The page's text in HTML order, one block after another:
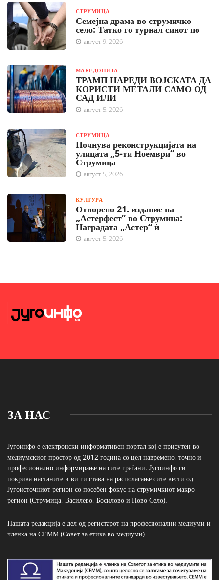
СТРУМИЦА
Семејна драма во струмичко
село: Татко го турнал синот по
август 9, 2026
МАКЕДОНИЈА
ТРАМП НАРЕДИ ВОЈСКАТА ДА
КОРИСТИ МЕТАЛИ САМО ОД
САД ИЛИ
август 5, 2026
СТРУМИЦА
Почнува реконструкцијата на
улицата „5-ти Ноември“ во
Струмица
август 5, 2026
КУЛТУРА
Отворено 21. издание на
„Астерфест“ во Струмица:
Наградата „Астер“ ѝ
август 5, 2026
ЗА НАС
Југоинфо е електронски информативен портал кој е присутен во
медиумскиот простор од 2012 година со цел навремено, точно и
професионално информирање на сите граѓани. Југоинфо ги
покрива настаните и ви ги става на располагање сите вести од
Југоисточниот регион со посебен фокус на струмичкиот макро
регион (Струмица, Василево, Босилово и Ново Село).
Нашата редакција е дел од регистарот на професионални медиуми и
членка на СЕММ (Совет за етика во медиуми)